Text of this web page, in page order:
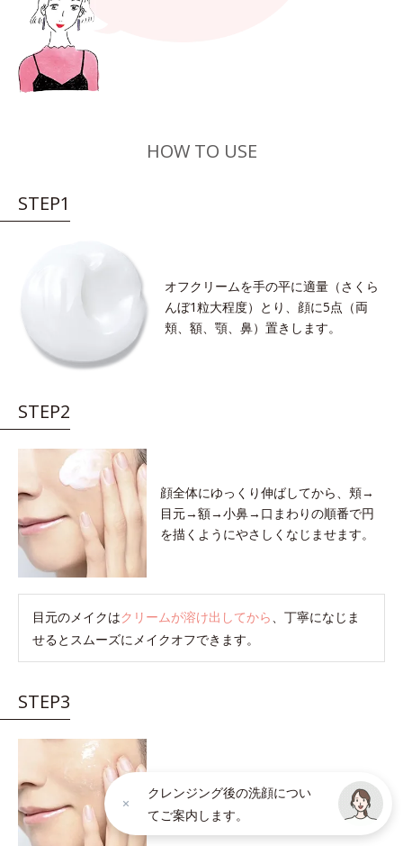
HOW TO USE
STEP1
オフクリームを手の平に適量（さくら
んぼ1粒大程度）とり、顔に5点（両
頬、額、顎、鼻）置きします。
STEP2
顔全体にゆっくり伸ばしてから、頬→
目元→額→小鼻→口まわりの順番で円
を描くようにやさしくなじませます。
目元のメイクはクリームが溶け出してから、丁寧になじま
せるとスムーズにメイクオフできます。
STEP3
クリームが肌の上でメイク汚れを巻き
こむと軽い感触に変わります。
感触が
軽くなったら洗い流しのサインです。
クレンジング後の洗顔につい
てご案内します。